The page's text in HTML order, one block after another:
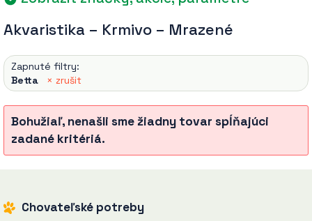
Akvaristika – Krmivo – Mrazené
Zapnuté filtry:
Betta
× zrušit
Bohužiaľ, nenašli sme žiadny tovar spĺňajúci
zadané kritériá.
Chovateľské potreby